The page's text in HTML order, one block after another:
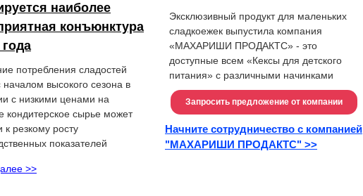
наиболее
конъюнктура
года
потребления сладостей
началом высокого сезона в
с низкими ценами на
кондитерское сырье может
к резкому росту
показателей
>>
Эксклюзивный продукт для маленьких
сладкоежек выпустила компания
«МАХАРИШИ ПРОДАКТС» - это
доступные всем «Кексы для детского
питания» с различными начинками
Запросить предложение от компании
Начните сотрудничество с компанией
"МАХАРИШИ ПРОДАКТС" >>